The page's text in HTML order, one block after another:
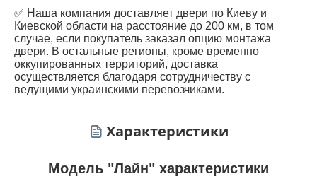
✅ Наша компания доставляет двери по Киеву и
Киевской области на расстояние до 200 км, в том
случае, если покупатель заказал опцию монтажа
двери. В остальные регионы, кроме временно
оккупированных территорий, доставка
осуществляется благодаря сотрудничеству с
ведущими украинскими перевозчиками.
Характеристики
Модель "Лайн" характеристики